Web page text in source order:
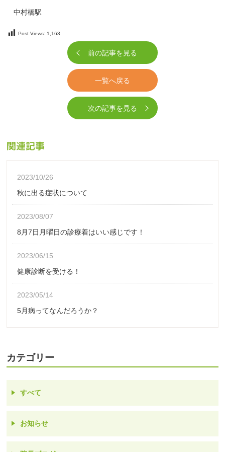
中村橋駅
Post Views: 1,163
前の記事を見る
一覧へ戻る
次の記事を見る
関連記事
2023/10/26
秋に出る症状について
2023/08/07
8月7日月曜日の診療着はいい感じです！
2023/06/15
健康診断を受ける！
2023/05/14
5月病ってなんだろうか？
カテゴリー
すべて
お知らせ